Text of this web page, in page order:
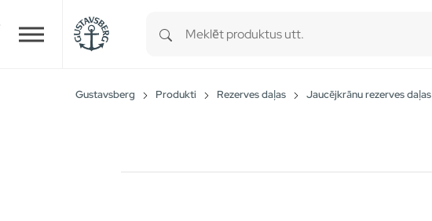
Skip to main content
Gustavsberg Produkti Rezerves daļas Jaucējkrānu rezerves daļas